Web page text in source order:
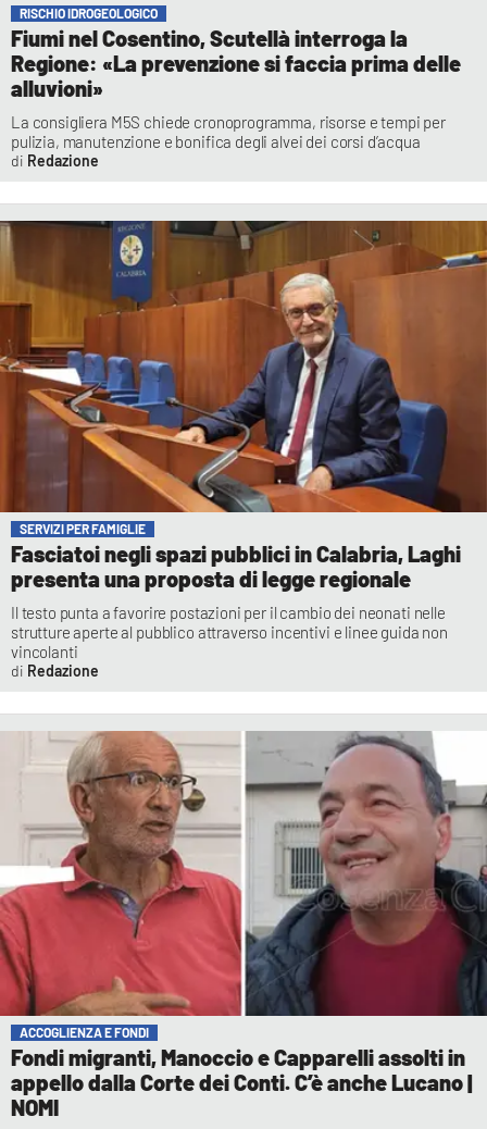
RISCHIO IDROGEOLOGICO
Fiumi nel Cosentino, Scutellà interroga la
Regione: «La prevenzione si faccia prima delle
alluvioni»
La consigliera M5S chiede cronoprogramma, risorse e tempi per
pulizia, manutenzione e bonifica degli alvei dei corsi d’acqua
Redazione
SERVIZI PER FAMIGLIE
Fasciatoi negli spazi pubblici in Calabria, Laghi
presenta una proposta di legge regionale
Il testo punta a favorire postazioni per il cambio dei neonati nelle
strutture aperte al pubblico attraverso incentivi e linee guida non
vincolanti
Redazione
ACCOGLIENZA E FONDI
Fondi migranti, Manoccio e Capparelli assolti in
appello dalla Corte dei Conti. C’è anche Lucano |
NOMI